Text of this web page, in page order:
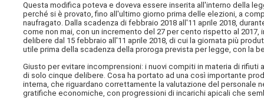
Questa modifica poteva e doveva essere inserita all'interno della
perché si è provato, fino all'ultimo giorno prima delle elezioni, a
naufragato. Dalla scadenza di febbraio 2018 all'11 aprile 2018,
come non mai, con un incremento del 27 per cento rispetto al
delibere dal 15 febbraio all'11 aprile 2018, di cui la giornata più
utile prima della scadenza della proroga prevista per legge, con la
Giusto per evitare incomprensioni: i nuovi compiti in materia di
di solo cinque delibere. Cosa ha portato ad una così importante
interna, che riguardano correttamente la valutazione del personale
gratifiche economiche, con progressioni di incarichi apicali che